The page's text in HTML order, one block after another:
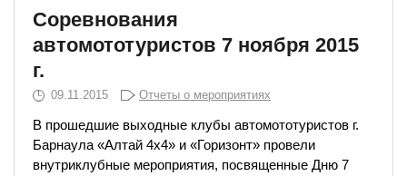
Соревнования
автомототуристов 7 ноября 2015
г.
09.11.2015 Отчеты о мероприятиях
В прошедшие выходные клубы автомототуристов г.
Барнаула «Алтай 4х4» и «Горизонт» провели
внутриклубные мероприятия, посвященные Дню 7